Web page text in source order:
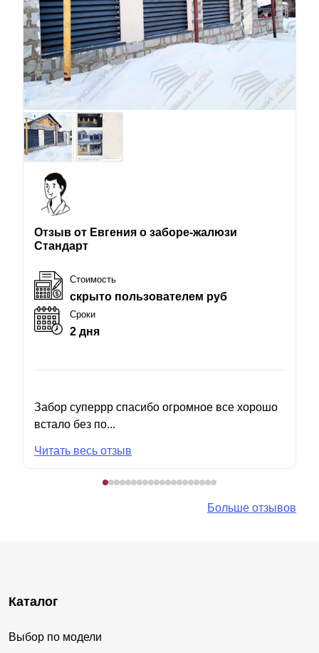
Отзыв от Евгения о заборе-жалюзи
Стандарт
Стоимость
скрыто пользователем руб
Сроки
2 дня
Забор суперрр спасибо огромное все хорошо
встало без по...
Читать весь отзыв
Больше отзывов
Каталог
Выбор по модели